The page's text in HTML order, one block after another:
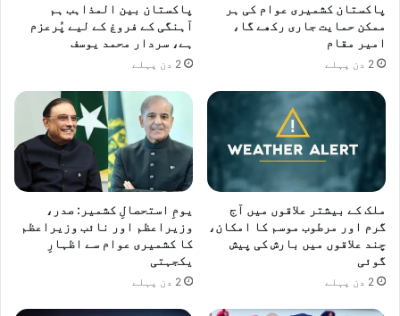
ت
م
ل
گ
ی
پاکستان کشمیری عوام کی ہر
ممکن حمایت جاری رکھے گا،
امیر مقام
2 دن پہلے
پاکستان بین المذاہب ہم
آہنگی کے فروغ کے لیے پُرعزم
ہے، سردار محمد یوسف
2 دن پہلے
ملک کے بیشتر علاقوں میں آج
گرم اور مرطوب موسم کا امکان،
چند علاقوں میں بارش کی پیش
گوئی
2 دن پہلے
یومِ استحصالِ کشمیر: صدر،
وزیراعظم اور نائب وزیراعظم
کا کشمیری عوام سے اظہارِ
یکجہتی
2 دن پہلے